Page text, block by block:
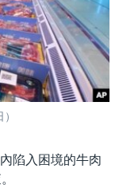
陷入困境的牛肉